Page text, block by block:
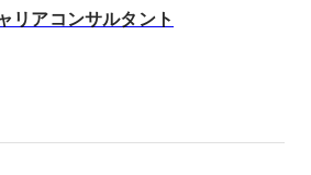
リアコンサルタント